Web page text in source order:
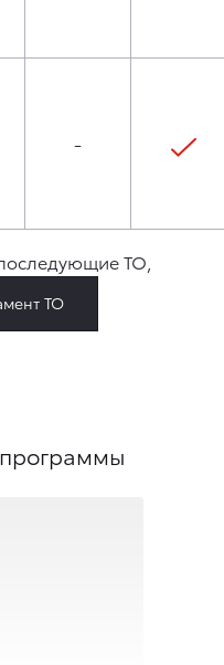
-
ТО,
ТО